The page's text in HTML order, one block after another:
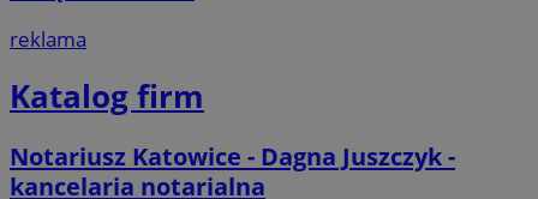
reklama
Katalog firm
Notariusz Katowice - Dagna Juszczyk -
kancelaria notarialna